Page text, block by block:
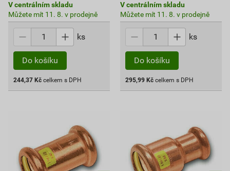
V centrálním skladu
Můžete mít 11. 8. v prodejně
ks
Do košíku
244,37 Kč celkem s DPH
V centrálním skladu
Můžete mít 11. 8. v prodejně
ks
Do košíku
295,99 Kč celkem s DPH